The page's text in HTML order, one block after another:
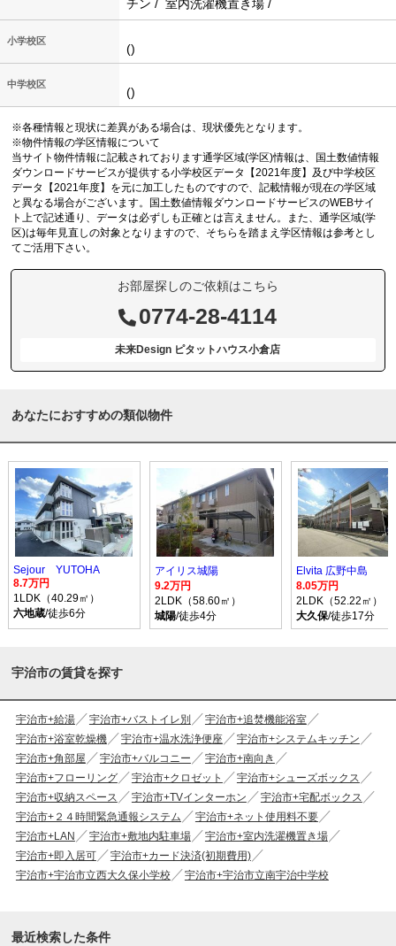
チン / 室内洗濯機置き場 /
小学校区
()
中学校区
()
※各種情報と現状に差異がある場合は、現状優先となります。
※物件情報の学区情報について
当サイト物件情報に記載されております通学区域(学区)情報は、国土数値情報
ダウンロードサービスが提供する小学校区データ【2021年度】及び中学校区
データ【2021年度】を元に加工したものですので、記載情報が現在の学区域
と異なる場合がございます。国土数値情報ダウンロードサービスのWEBサイ
ト上で記述通り、データは必ずしも正確とは言えません。また、通学区域(学
区)は毎年見直しの対象となりますので、そちらを踏まえ学区情報は参考とし
てご活用下さい。
お部屋探しのご依頼はこちら
0774-28-4114
未来Design ピタットハウス小倉店
あなたにおすすめの類似物件
Sejour YUTOHA
8.7万円
1LDK（40.29㎡）
六地蔵/徒歩6分
アイリス城陽
9.2万円
2LDK（58.60㎡）
城陽/徒歩4分
Elvita 広野中島
8.05万円
2LDK（52.22㎡）
大久保/徒歩17分
宇治市の賃貸を探す
宇治市+給湯 宇治市+バストイレ別
宇治市+追焚機能浴室
宇治市+浴室乾燥機
宇治市+温水洗浄便座
宇治市+システムキッチン
宇治市+角部屋
宇治市+バルコニー
宇治市+南向き
宇治市+フローリング
宇治市+クロゼット
宇治市+シューズボックス
宇治市+収納スペース
宇治市+TVインターホン
宇治市+宅配ボックス
宇治市+２４時間緊急通報システム
宇治市+ネット使用料不要
宇治市+LAN
宇治市+敷地内駐車場
宇治市+室内洗濯機置き場
宇治市+即入居可
宇治市+カード決済(初期費用)
宇治市+宇治市立西大久保小学校
宇治市+宇治市立南宇治中学校
最近検索した条件